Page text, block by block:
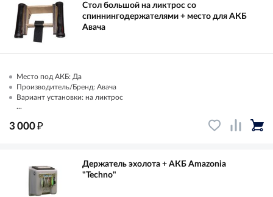
Стол большой на ликтрос со
спиннингодержателями + место для АКБ
Авача
Место под АКБ: Да
Производитель/Бренд: Авача
Вариант установки: на ликтрос
...
3 000₽
Держатель эхолота + АКБ Amazonia
"Techno"